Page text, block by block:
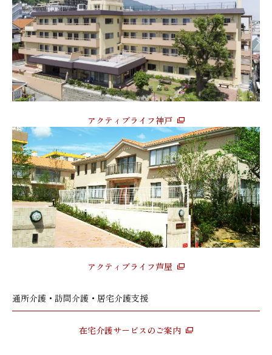
アクティブライフ神戸
アクティブライフ芦屋
通所介護・訪問介護・居宅介護支援
在宅介護サービスのご案内